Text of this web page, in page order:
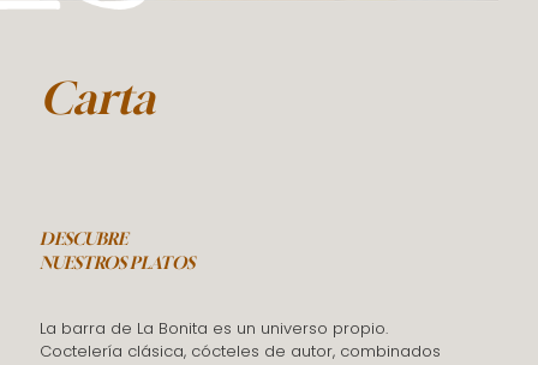
Carta
DESCUBRE
NUESTROS PLATOS
La barra de La Bonita es un universo propio.
Coctelería clásica, cócteles de autor, combinados